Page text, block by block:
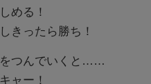
める！
きったら勝ち！
をつんでいくと……
ャー！